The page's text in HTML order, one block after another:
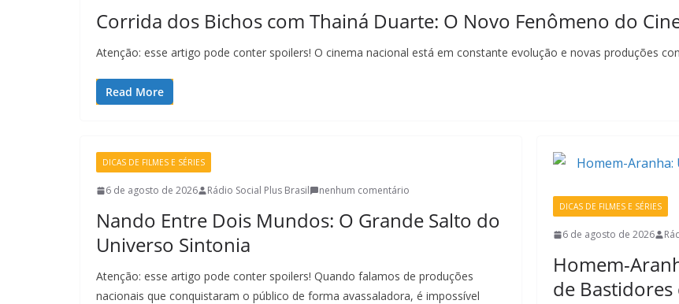
Corrida dos Bichos com Thainá Duarte: O Novo Fenômeno do
Atenção: esse artigo pode conter spoilers! O cinema nacional está em constante evolução e novas produções
Read More
DICAS DE FILMES E SÉRIES
6 de agosto de 2026 Rádio Social Plus Brasil nenhum comentário
Nando Entre Dois Mundos: O Grande Salto do
Universo Sintonia
Atenção: esse artigo pode conter spoilers! Quando falamos de produções
nacionais que conquistaram o público de forma avassaladora, é impossível
DICAS DE FILMES E SÉRIES
6 de agosto de 2026
Homem-
de Bastidores